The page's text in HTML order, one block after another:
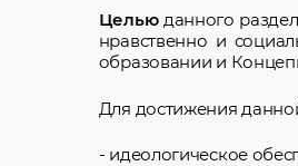
Цельюданного
нравственно и
образовании и
Для достижения
- идеологическое